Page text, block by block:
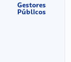
Gestores
Públicos